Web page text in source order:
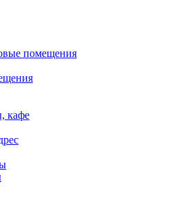
помещения
кафе